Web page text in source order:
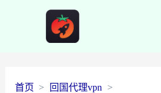
首页
回国代理vpn